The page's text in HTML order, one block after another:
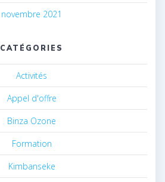
novembre 2021
CATÉGORIES
Activités
Appel d'offre
Binza Ozone
Formation
Kimbanseke